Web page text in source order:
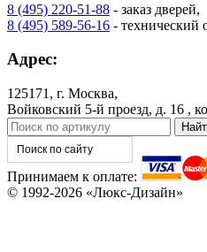
8 (495) 220-51-88 - заказ дверей,
8 (495) 589-56-16 - технический
Адрес:
125171, г. Москва,
Войковский 5-й проезд, д. 16 ,
Принимаем к оплате:
© 1992-2026 «Люкс-Дизайн»